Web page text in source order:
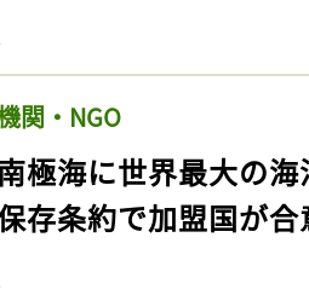
関・NGO
南極海に世界最大の
存条約で加盟国が合